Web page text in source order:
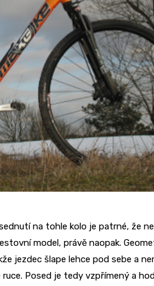
na tohle kolo je patrné, že
model, právě naopak.
jezdec šlape lehce pod sebe a
Posed je tedy vzpřímený a